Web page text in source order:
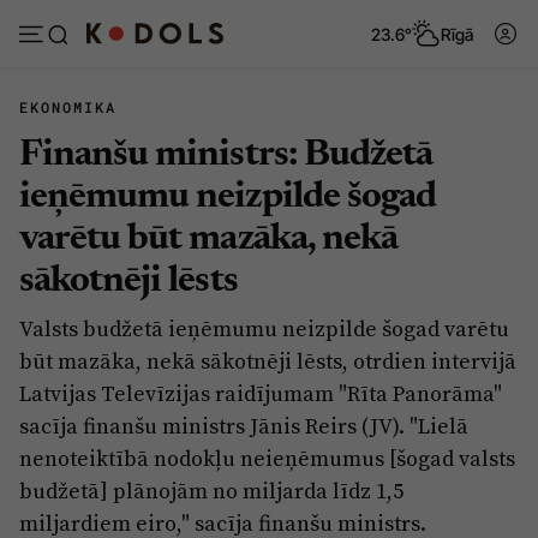
23.6° Rīgā
Abonēt Pieslēgties
Ziņas
Politika
Pašvaldības
Izglītība
Veselība
Vide
Tēmas
Dzīve un ticība
Ekonomika
Krimināli
Sarunas
EKONOMIKA
Finanšu ministrs: Budžetā
ieņēmumu neizpilde šogad
varētu būt mazāka, nekā
sākotnēji lēsts
Valsts budžetā ieņēmumu neizpilde šogad varētu
būt mazāka, nekā sākotnēji lēsts, otrdien intervijā
Latvijas Televīzijas raidījumam "Rīta Panorāma"
sacīja finanšu ministrs Jānis Reirs (JV). "Lielā
nenoteiktībā nodokļu neieņēmumus [šogad valsts
budžetā] plānojām no miljarda līdz 1,5
miljardiem eiro," sacīja finanšu ministrs.